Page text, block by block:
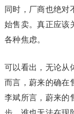
同时，厂商也绝对
始售卖。真正应该
各种焦虑。
可以看出，无论从
而言，蔚来的确在
李斌所言，蔚来的